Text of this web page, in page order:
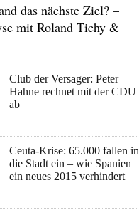
das nächste Ziel? –
mit Roland Tichy &
Club der Versager: Peter
Hahne rechnet mit der CDU
ab
Ceuta-Krise: 65.000 fallen in
die Stadt ein – wie Spanien
ein neues 2015 verhindert